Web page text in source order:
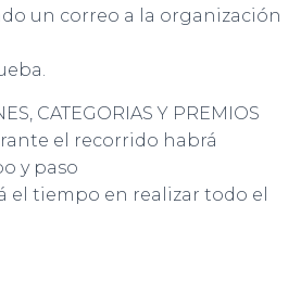
un correo a la organización
CATEGORIAS Y PREMIOS
el recorrido habrá
y paso
el tiempo en realizar todo el